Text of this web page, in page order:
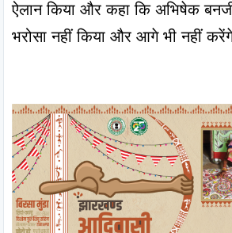
ऐलान किया और कहा कि अभिषेक
भरोसा नहीं किया और आगे भी नहीं